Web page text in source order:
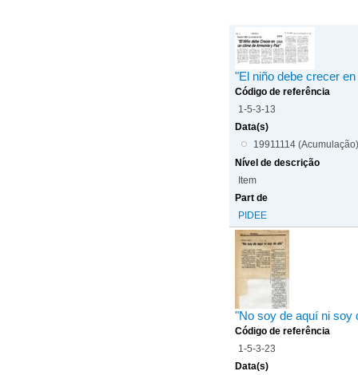
"El niño debe crecer
Código de referência
1-5-3-13
Data(s)
19911114 (Acumulação)
Nível de descrição
Item
Part de
PIDEE
"No soy de aquí ni soy
Código de referência
1-5-3-23
Data(s)